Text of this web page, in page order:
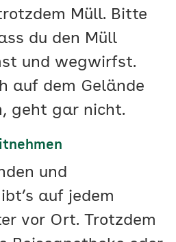
Müll. Bitte
du den Müll
und wegwirfst.
auf dem Gelände
geht gar nicht.
und
auf jedem
vor Ort. Trotzdem